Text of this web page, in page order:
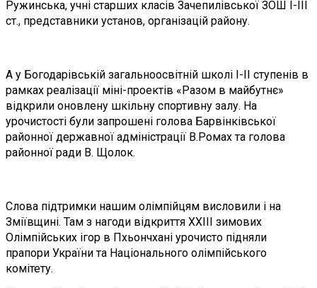
Ружинська, учні старших класів Зачепилівської ЗОШ І-ІІІ
ст., представники установ, організацій району.
А у Богодарівській загальноосвітній школі І-ІІ ступенів в
рамках реалізації міні-проектів «Разом в майбутнє»
відкрили оновлену шкільну спортивну залу. На
урочистості були запрошені голова Барвінківської
районної державної адміністрації В.Ромах та голова
районної ради В. Щолок.
Слова підтримки нашим олімпійцям висловили і на
Зміївщині. Там з нагоди відкриття XXIII зимових
Олімпійських ігор в Пхьончхані урочисто підняли
прапори України та Національного олімпійського
комітету.